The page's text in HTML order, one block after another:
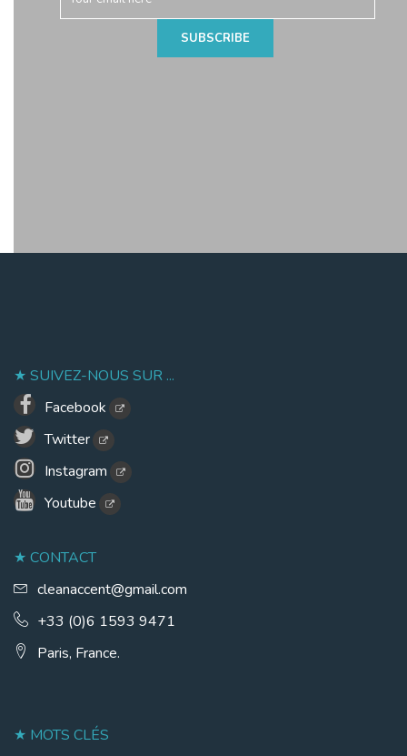
SUIVEZ-NOUS SUR ...
Facebook
Twitter
Instagram
Youtube
CONTACT
cleanaccent@gmail.com
+33 (0)6 1593 9471
Paris, France.
MOTS CLÉS